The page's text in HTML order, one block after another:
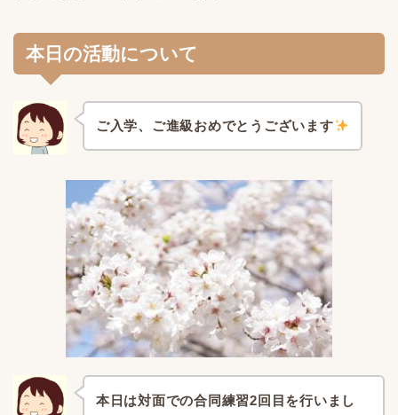
本日の活動について
ご入学、ご進級おめでとうございます
本日は対面での合同練習2回目を行いまし